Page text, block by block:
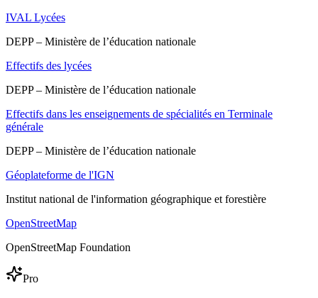
IVAL Lycées
DEPP – Ministère de l’éducation nationale
Effectifs des lycées
DEPP – Ministère de l’éducation nationale
Effectifs dans les enseignements de spécialités en Terminale
générale
DEPP – Ministère de l’éducation nationale
Géoplateforme de l'IGN
Institut national de l'information géographique et forestière
OpenStreetMap
OpenStreetMap Foundation
Pro